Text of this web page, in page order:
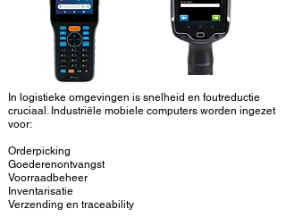
In logistieke omgevingen is snelheid en foutreductie
cruciaal. Industriële mobiele computers worden ingezet
voor:
Orderpicking
Goederenontvangst
Voorraadbeheer
Inventarisatie
Verzending en traceability